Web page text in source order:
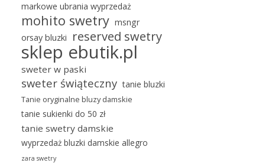
markowe ubrania wyprzedaż
mohito swetry msngr
orsay bluzki
reserved swetry
sklep ebutik.pl
sweter w paski
sweter świąteczny tanie bluzki
Tanie oryginalne bluzy damskie
tanie sukienki do 50 zł
tanie swetry damskie
wyprzedaż bluzki damskie allegro
zara swetry